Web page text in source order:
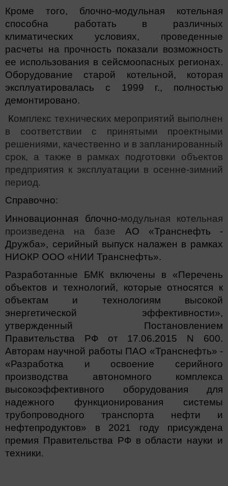
Кроме того, блочно-модульная котельная
способна работать в различных
климатических условиях, проведенные
расчеты на прочность показали возможность
ее использования в сейсмоопасных регионах.
Оборудование старой котельной, которая
эксплуатировалась с 1999 г., полностью
демонтировано.
Комплекс технических мероприятий выполнен
в соответствии с принятыми проектными
решениями, качественно и в запланированный
срок, а также в рамках подготовки объектов
предприятия к эксплуатации в осенне-зимний
период.
Справочно:
Инновационная блочно-модульная котельная
произведена на базе АО «Транснефть -
Дружба», серийный выпуск налажен в рамках
НИОКР ООО «НИИ Транснефть».
Разработанные БМК включены в «Перечень
объектов и технологий, которые относятся к
объектам и технологиям высокой
энергетической эффективности»,
утвержденный Постановлением
Правительства РФ от 17.06.2015 N 600.
Авторам научной работы ПАО «Транснефть» -
«Разработка и освоение серийного
производства автономного комплекса
высокоэффективного оборудования для
надежного функционирования системы
трубопроводного транспорта нефти и
нефтепродуктов» в 2021 году присуждена
премия Правительства РФ в области науки и
техники.